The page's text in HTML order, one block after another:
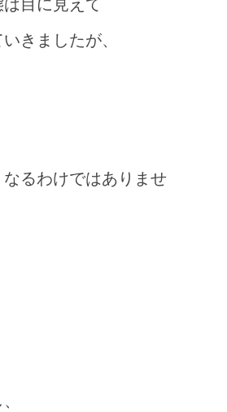
きましたが、
るわけではありませ